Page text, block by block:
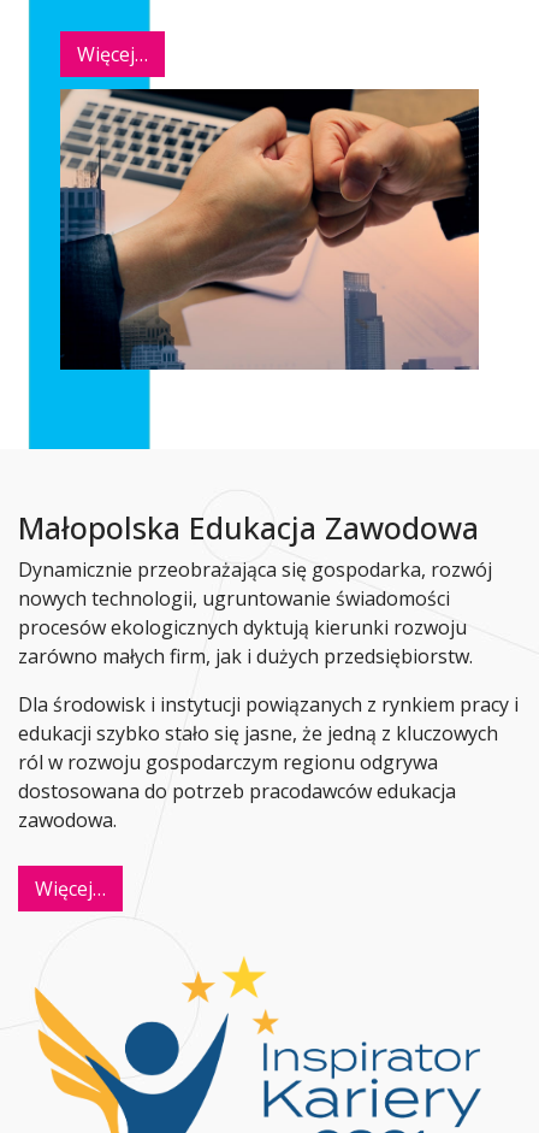
Więcej…
Małopolska Edukacja Zawodowa
Dynamicznie przeobrażająca się gospodarka, rozwój
nowych technologii, ugruntowanie świadomości
procesów ekologicznych dyktują kierunki rozwoju
zarówno małych firm, jak i dużych przedsiębiorstw.
Dla środowisk i instytucji powiązanych z rynkiem pracy i
edukacji szybko stało się jasne, że jedną z kluczowych
ról w rozwoju gospodarczym regionu odgrywa
dostosowana do potrzeb pracodawców edukacja
zawodowa.
Więcej…